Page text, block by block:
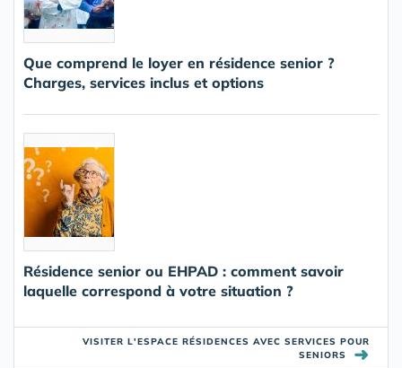
Que comprend le loyer en résidence senior ?
Charges, services inclus et options
Résidence senior ou EHPAD : comment savoir
laquelle correspond à votre situation ?
VISITER L'ESPACE RÉSIDENCES AVEC SERVICES POUR
SENIORS
➜